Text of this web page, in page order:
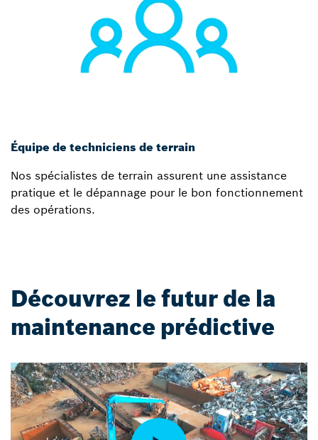
Équipe de techniciens de terrain
Nos spécialistes de terrain assurent une assistance
pratique et le dépannage pour le bon fonctionnement
des opérations.
Découvrez le futur de la
maintenance prédictive